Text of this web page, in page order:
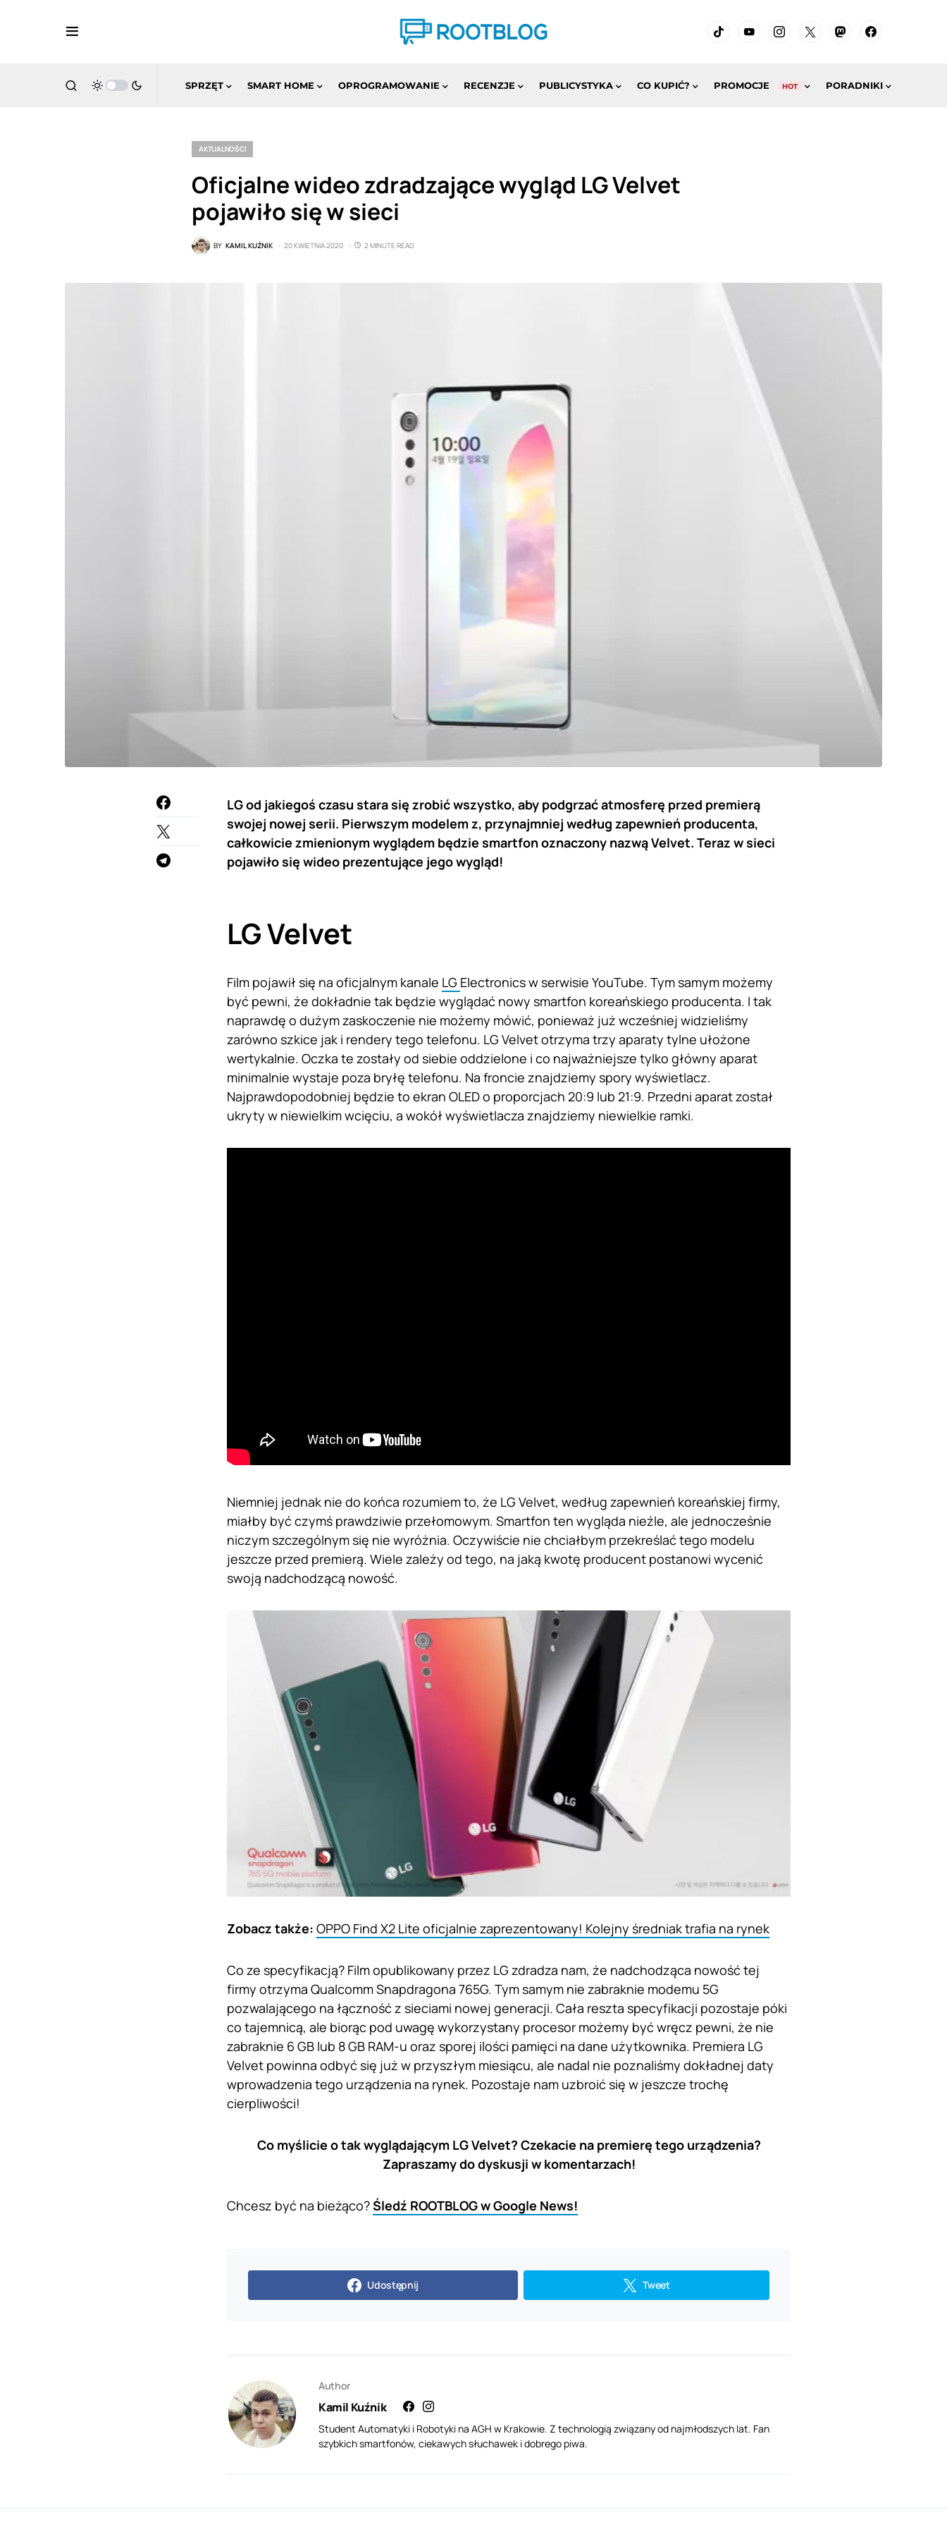
SPRZĘT SMART HOME OPROGRAMOWANIE RECENZJE PUBLICYSTYKA CO KUPIĆ? PROMOCJE HOT PORADNIKI
AKTUALNOŚCI
Oficjalne wideo zdradzające wygląd LG Velvet
pojawiło się w sieci
BY KAMIL KUŹNIK 20 KWIETNIA 2020 2 MINUTE READ
LG od jakiegoś czasu stara się zrobić wszystko, aby podgrzać atmosferę przed premierą
swojej nowej serii. Pierwszym modelem z, przynajmniej według zapewnień producenta,
całkowicie zmienionym wyglądem będzie smartfon oznaczony nazwą Velvet. Teraz w sieci
pojawiło się wideo prezentujące jego wygląd!
LG Velvet
Film pojawił się na oficjalnym kanale LG Electronics w serwisie YouTube. Tym samym możemy
być pewni, że dokładnie tak będzie wyglądać nowy smartfon koreańskiego producenta. I tak
naprawdę o dużym zaskoczenie nie możemy mówić, ponieważ już wcześniej widzieliśmy
zarówno szkice jak i rendery tego telefonu. LG Velvet otrzyma trzy aparaty tylne ułożone
wertykalnie. Oczka te zostały od siebie oddzielone i co najważniejsze tylko główny aparat
minimalnie wystaje poza bryłę telefonu. Na froncie znajdziemy spory wyświetlacz.
Najprawdopodobniej będzie to ekran OLED o proporcjach 20:9 lub 21:9. Przedni aparat został
ukryty w niewielkim wcięciu, a wokół wyświetlacza znajdziemy niewielkie ramki.
Niemniej jednak nie do końca rozumiem to, że LG Velvet, według zapewnień koreańskiej firmy,
miałby być czymś prawdziwie przełomowym. Smartfon ten wygląda nieźle, ale jednocześnie
niczym szczególnym się nie wyróżnia. Oczywiście nie chciałbym przekreślać tego modelu
jeszcze przed premierą. Wiele zależy od tego, na jaką kwotę producent postanowi wycenić
swoją nadchodzącą nowość.
Zobacz także: OPPO Find X2 Lite oficjalnie zaprezentowany! Kolejny średniak trafia na rynek
Co ze specyfikacją? Film opublikowany przez LG zdradza nam, że nadchodząca nowość tej
firmy otrzyma Qualcomm Snapdragona 765G. Tym samym nie zabraknie modemu 5G
pozwalającego na łączność z sieciami nowej generacji. Cała reszta specyfikacji pozostaje póki
co tajemnicą, ale biorąc pod uwagę wykorzystany procesor możemy być wręcz pewni, że nie
zabraknie 6 GB lub 8 GB RAM-u oraz sporej ilości pamięci na dane użytkownika. Premiera LG
Velvet powinna odbyć się już w przyszłym miesiącu, ale nadal nie poznaliśmy dokładnej daty
wprowadzenia tego urządzenia na rynek. Pozostaje nam uzbroić się w jeszcze trochę
cierpliwości!
Co myślicie o tak wyglądającym LG Velvet? Czekacie na premierę tego urządzenia?
Zapraszamy do dyskusji w komentarzach!
Chcesz być na bieżąco?Śledź ROOTBLOG w Google News!
Udostępnij Tweet
Author
Kamil Kuźnik
Student Automatyki i Robotyki na AGH w Krakowie. Z technologią związany od najmłodszych lat. Fan
szybkich smartfonów, ciekawych słuchawek i dobrego piwa.